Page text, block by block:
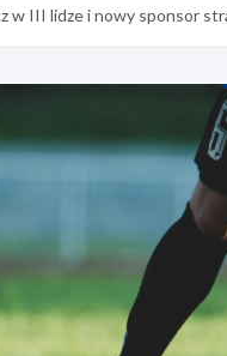
w III lidze i nowy sponsor